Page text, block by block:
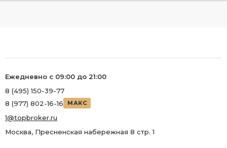
Ежедневно с 09:00 до 21:00
8 (495) 150-39-77
8 (977) 802-16-16
МАКС
1@topbroker.ru
Москва, Пресненская набережная 8 стр. 1